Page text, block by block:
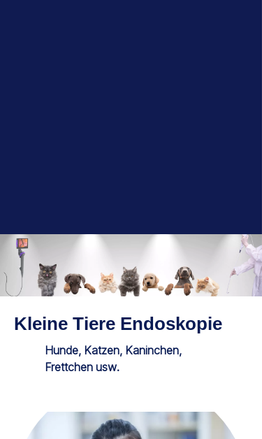
Kleine Tiere Endoskopie
Hunde, Katzen, Kaninchen,
Frettchen usw.